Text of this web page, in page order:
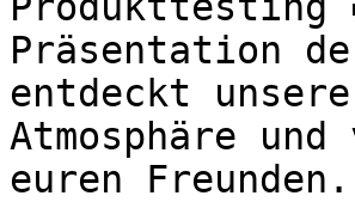
Präsentation
entdeckt
Atmosphäre
euren